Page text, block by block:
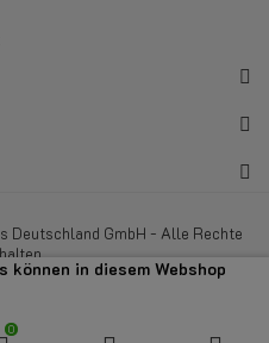
können in diesem Webshop
0
GmbH - Alle Rechte